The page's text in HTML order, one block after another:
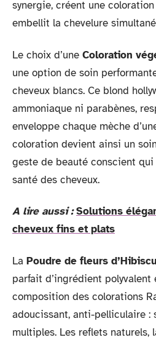
synergie, créent une
embellit la chevelure
Le choix d’une Coloration
une option de soin
cheveux blancs. Ce blond
ammoniaque ni parabènes,
enveloppe chaque mèche
coloration devient ainsi un
geste de beauté conscient
santé des cheveux.
A lire aussi : Solutions
cheveux fins et plats
La Poudre de fleurs
parfait d’ingrédient polyvalent
composition des colorations
adoucissant, anti-pelliculaire :
multiples. Les reflets naturels,